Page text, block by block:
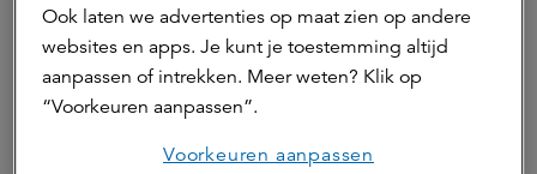
Naturalis brengt biodiversiteit naar
The CubeHouse op Zuidas
Ook laten we advertenties op maat zien op andere
websites en apps. Je kunt je toestemming altijd
aanpassen of intrekken. Meer weten? Klik op
“Voorkeuren aanpassen”.
Voorkeuren aanpassen